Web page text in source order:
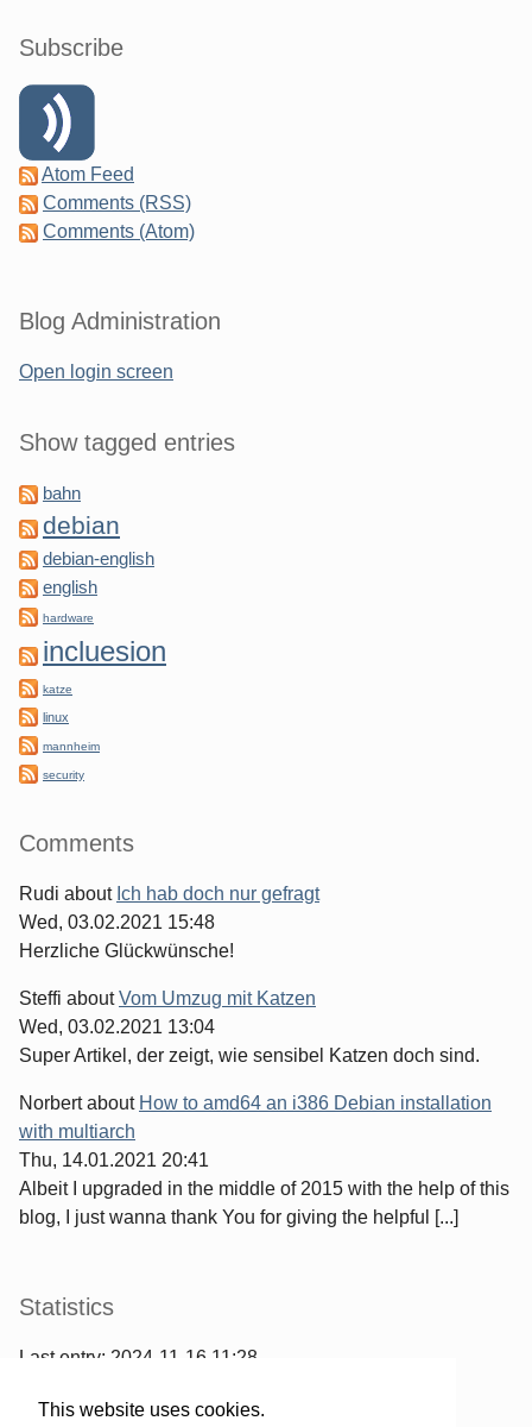
This website uses cookies.
Subscribe
Atom Feed
Comments (RSS)
Comments (Atom)
Blog Administration
Open login screen
Show tagged entries
bahn
debian
debian-english
english
hardware
incluesion
katze
linux
mannheim
security
Comments
Rudi about Ich hab doch nur gefragt
Wed, 03.02.2021 15:48
Herzliche Glückwünsche!
Steffi aboutVom Umzug mit Katzen
Wed, 03.02.2021 13:04
Super Artikel, der zeigt, wie sensibel Katzen doch sind.
Norbertabout How to amd64 an i386 Debian installation
with multiarch
Thu, 14.01.2021 20:41
Albeit I upgraded in the middle of 2015 with the help of this
blog, I just wanna thank You for giving the helpful [...]
Statistics
Last entry: 2024-11-16 11:28
2567comments have been made